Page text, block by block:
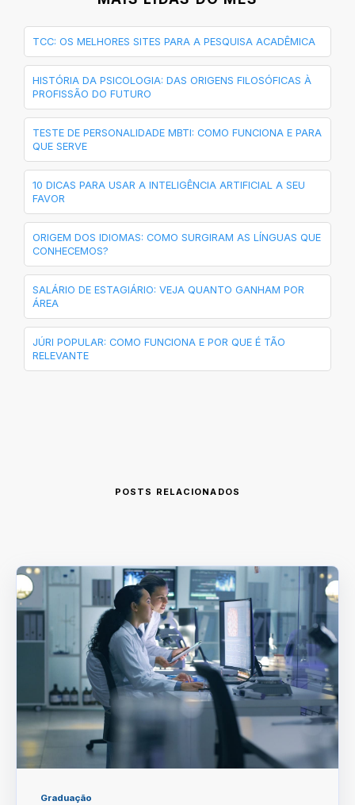
TCC: OS MELHORES SITES PARA A PESQUISA ACADÊMICA
HISTÓRIA DA PSICOLOGIA: DAS ORIGENS FILOSÓFICAS À
PROFISSÃO DO FUTURO
TESTE DE PERSONALIDADE MBTI: COMO FUNCIONA E PARA
QUE SERVE
10 DICAS PARA USAR A INTELIGÊNCIA ARTIFICIAL A SEU
FAVOR
ORIGEM DOS IDIOMAS: COMO SURGIRAM AS LÍNGUAS QUE
CONHECEMOS?
SALÁRIO DE ESTAGIÁRIO: VEJA QUANTO GANHAM POR
ÁREA
JÚRI POPULAR: COMO FUNCIONA E POR QUE É TÃO
RELEVANTE
POSTS RELACIONADOS
Graduação